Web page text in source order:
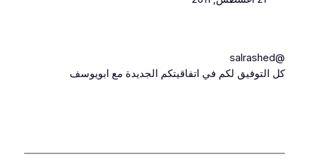
@salrashed
كل التوفيق لكم في اتفاقيتكم الجديدة مع ابويوسف